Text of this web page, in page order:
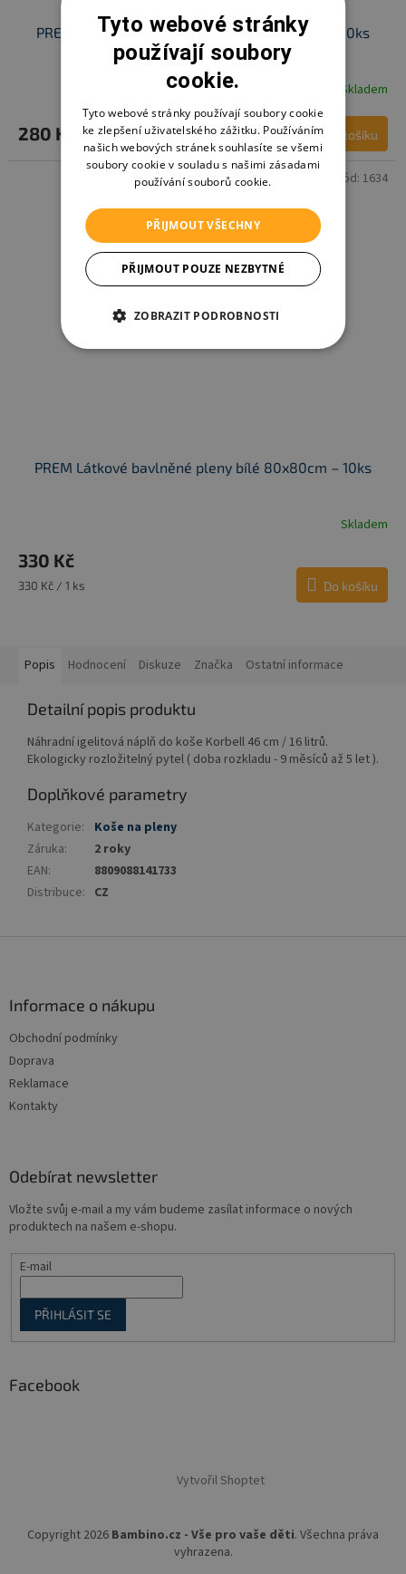
PREM Látkové bavlněné pleny bílé 70x70cm – 10ks
Skladem
280 Kč Do košíku
PREM Látkové bavlněné pleny bílé 80x80cm – 10ks
Skladem
330 Kč
Měrná
330 Kč / 1 ks Do košíku
Kód: 1634
Popis Hodnocení Diskuze Značka Ostatní informace
Detailní popis produktu
Náhradní igelitová náplň do koše Korbell 46 cm / 16 litrů.
Ekologicky rozložitelný pytel ( doba rozkladu - 9 měsíců až 5 let ).
Doplňkové parametry
Kategorie:
Koše na pleny
Záruka:
2 roky
EAN:
8809088141733
Distribuce: CZ
Informace o nákupu
Obchodní podmínky
Doprava
Reklamace
Kontakty
Odebírat newsletter
Vložte svůj e-mail a my vám budeme zasílat informace o nových
produktech na našem e-shopu.
E-mail
PŘIHLÁSIT SE
Facebook
Vytvořil Shoptet
Copyright 2026 Bambino.cz - Vše pro vaše děti. Všechna práva
vyhrazena.
Tyto webové stránky
používají soubory
cookie.
Tyto webové stránky používají soubory cookie
ke zlepšení uživatelského zážitku. Používáním
našich webových stránek souhlasíte se všemi
soubory cookie v souladu s našimi zásadami
používání souborů cookie.
PŘIJMOUT VŠECHNY
PŘIJMOUT POUZE NEZBYTNÉ
ZOBRAZIT PODROBNOSTI